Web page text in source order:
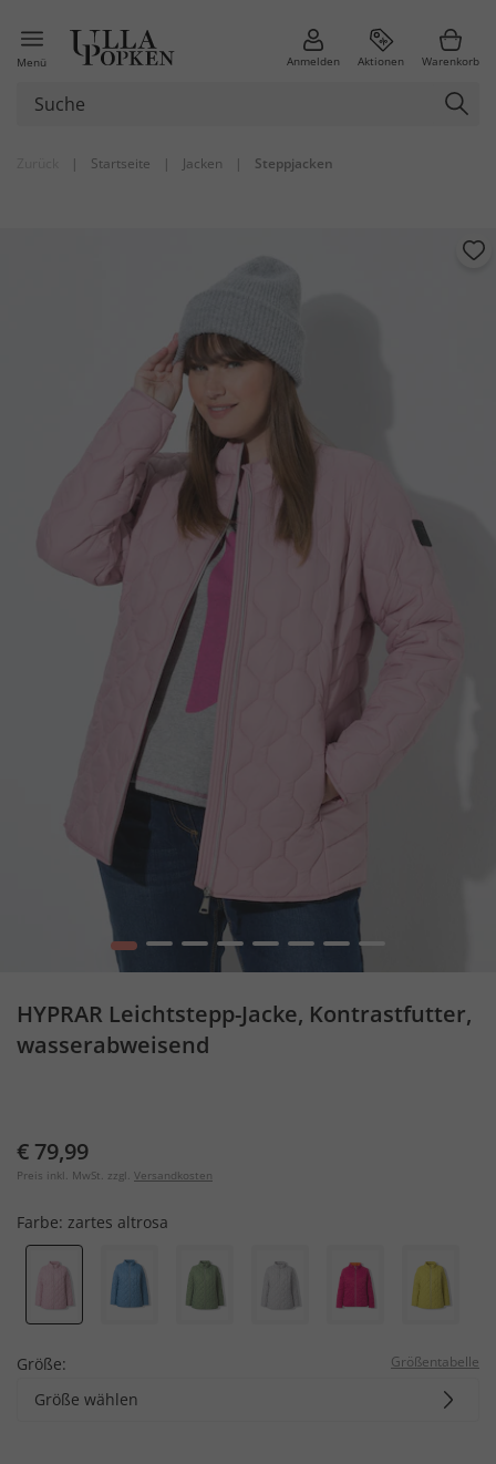
Menü Anmelden Aktionen Warenkorb
| Startseite | Jacken | Steppjacken
1 2 3 4 5 6 7
HYPRAR Leichtstepp-Jacke, Kontrastfutter,
wasserabweisend
€ 79,99
Preis inkl. MwSt. zzgl. Versandkosten
Farbe: zartes altrosa
Größe: Größentabelle
Größe wählen